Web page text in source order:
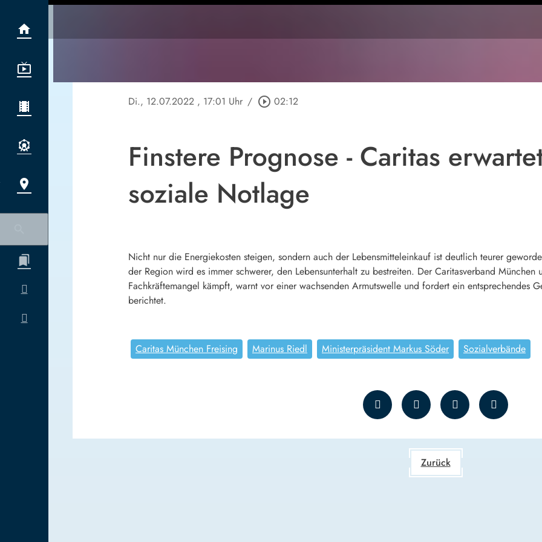
Di., 12.07.2022 , 17:01 Uhr / play_circle_outline 02:12
Finstere Prognose - Caritas
soziale Notlage
Nicht nur die Energiekosten steigen, sondern auch der Lebensmitteleinkauf ist deutlich teurer
der Region wird es immer schwerer, den Lebensunterhalt zu bestreiten. Der Caritasverband
Fachkräftemangel kämpft, warnt vor einer wachsenden Armutswelle und fordert ein entsprechendes
berichtet.
Caritas München Freising Marinus Riedl Ministerpräsident Markus Söder Sozialverbände
Zurück